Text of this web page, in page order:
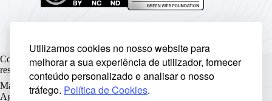
Utilizamos cookies no nosso website para
melhorar a sua experiência de utilizador, fornecer
conteúdo personalizado e analisar o nosso
tráfego. Política de Cookies.
Copyright © Rickyunic World® 2004 - 2026 | Todos os direitos
reservados.
Made with ♥ by Rickyunic . Crafted with care by
Agency .